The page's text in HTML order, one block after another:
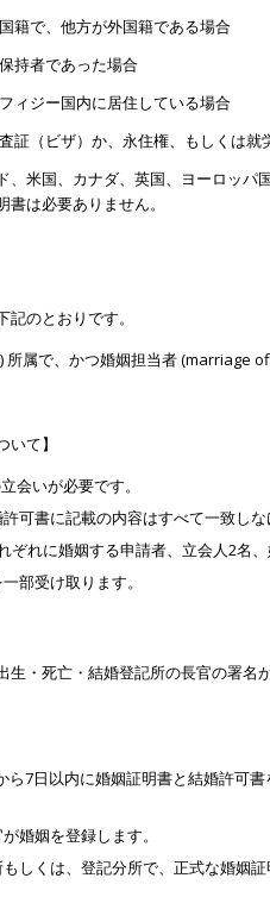
籍で、他方が外国籍である場合
持者であった場合
ジー国内に居住している場合
（ビザ）か、永住権、もしくは就
、米国、カナダ、英国、ヨーロッパ
は必要ありません。
のとおりです。
属で、かつ婚姻担当者 (marriage
いて】
会いが必要です。
可書に記載の内容はすべて一致しな
ぞれに婚姻する申請者、立会人2名
部受け取ります。
生・死亡・結婚登記所の長官の署名
7日以内に婚姻証明書と結婚許可
婚姻を登録します。
しくは、登記分所で、正式な婚姻